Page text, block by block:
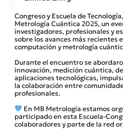
Congreso y Escuela de
Metrología Cuántica 2025, un
investigadores, profesionales y
sobre los avances más recientes
computación y metrología
Durante el encuentro se
innovación, medición cuántica,
aplicaciones tecnológicas,
la colaboración entre
profesionales.
En MB Metrología estamos
participado en esta Escuela-
colaboradores y parte de la red